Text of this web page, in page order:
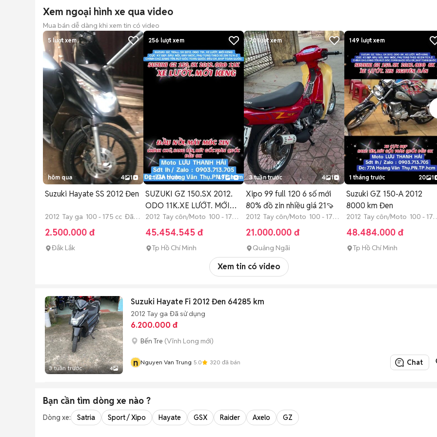
Xem ngoại hình xe qua video
Mua bán dễ dàng khi xem tin có video
5 lượt xem
hôm qua 4 1
Suzuki Hayate SS 2012 Đen
2012 Tay ga 100 - 175 cc Đã
sử dụng
2.500.000 đ
Đắk Lắk
256 lượt xem
2 tuần trước 19 1
SUZUKI GZ 150.SX 2012.
ODO 11K.XE LƯỚT. MỚI
KENG.
2012 Tay côn/Moto 100 - 175
cc Đã sử dụng
45.454.545 đ
Tp Hồ Chí Minh
70lượt xem
3 tuần trước 4 1
Xipo 99 full 120 6 số mới
80% đồ zin nhiều giá 21🍠
2012 Tay côn/Moto 100 - 175
cc Đã sử dụng
21.000.000 đ
Quảng Ngãi
149 lượt xem
1 tháng trước 20 1
Suzuki GZ 150-A 2012
8000 km Đen
2012 Tay côn/Moto 100 - 175
cc Đã sử dụng
48.484.000 đ
Tp Hồ Chí Minh
Xem tin có video
3 tuần trước 4
Suzuki Hayate Fi 2012 Đen 64285 km
2012 Tay ga Đã sử dụng
6.200.000 đ
Bến Tre (Vĩnh Long mới)
n Nguyen Van Trung 5.0 320 đã bán Chat
Bạn cần tìm dòng xe nào ?
Dòng xe: Satria Sport / Xipo Hayate GSX Raider Axelo GZ